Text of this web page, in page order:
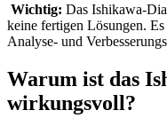
Wichtig: Das Ishikawa-
keine fertigen Lösungen.
Analyse- und
Warum ist das
wirkungsvoll?